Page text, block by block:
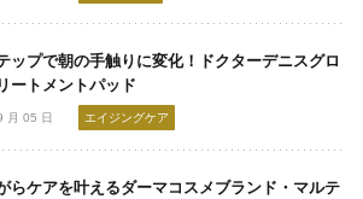
ップで朝の手触りに変化！ドクターデニスグロ
ートメントパッド
月 05 日 エイジングケア
らケアを叶えるダーマコスメブランド・マルテ